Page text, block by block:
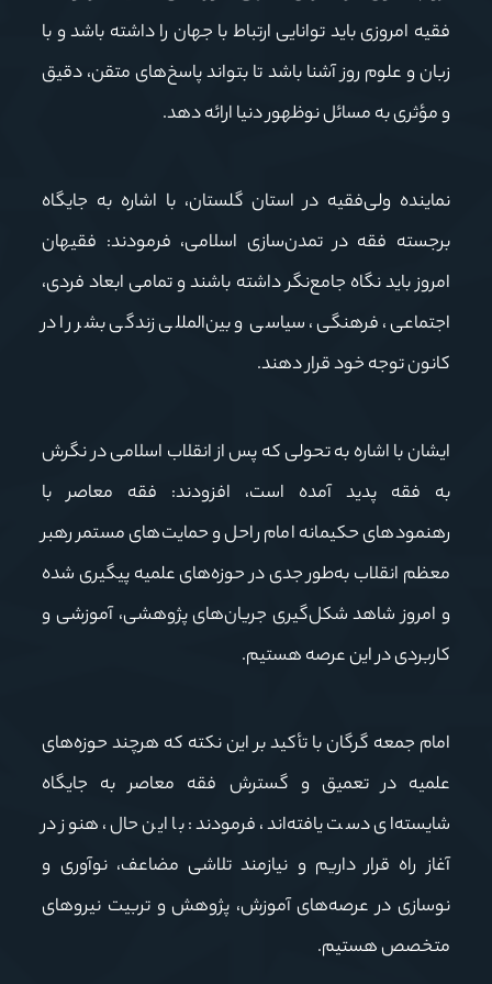
فقیه امروزی باید توانایی ارتباط با جهان را داشته باشد و با
زبان و علوم روز آشنا باشد تا بتواند پاسخ‌های متقن، دقیق
و مؤثری به مسائل نوظهور دنیا ارائه دهد.
نماینده ولی‌فقیه در استان گلستان، با اشاره به جایگاه
برجسته فقه در تمدن‌سازی اسلامی، فرمودند: فقیهان
امروز باید نگاه جامع‌نگر داشته باشند و تمامی ابعاد فردی،
اجتماعی، فرهنگی، سیاسی و بین‌المللی زندگی بشر را در
کانون توجه خود قرار دهند.
ایشان با اشاره به تحولی که پس از انقلاب اسلامی در نگرش
به فقه پدید آمده است، افزودند: فقه معاصر با
رهنمودهای حکیمانه امام راحل و حمایت‌های مستمر رهبر
معظم انقلاب به‌طور جدی در حوزه‌های علمیه پیگیری شده
و امروز شاهد شکل‌گیری جریان‌های پژوهشی، آموزشی و
کاربردی در این عرصه هستیم.
امام جمعه گرگان با تأکید بر این نکته که هرچند حوزه‌های
علمیه در تعمیق و گسترش فقه معاصر به جایگاه
شایسته‌ای دست یافته‌اند، فرمودند: با این حال، هنوز در
آغاز راه قرار داریم و نیازمند تلاشی مضاعف، نوآوری و
نوسازی در عرصه‌های آموزش، پژوهش و تربیت نیروهای
متخصص هستیم.